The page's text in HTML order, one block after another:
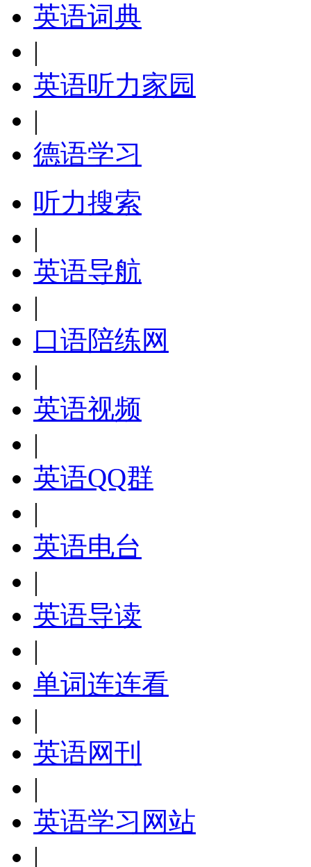
英语词典
|
英语听力家园
|
德语学习
听力搜索
|
英语导航
|
口语陪练网
|
英语视频
|
英语QQ群
|
英语电台
|
英语导读
|
单词连连看
|
英语网刊
|
英语学习网站
|